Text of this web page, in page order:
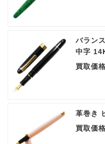
バラン
中字
買取価格
革巻き
買取価格